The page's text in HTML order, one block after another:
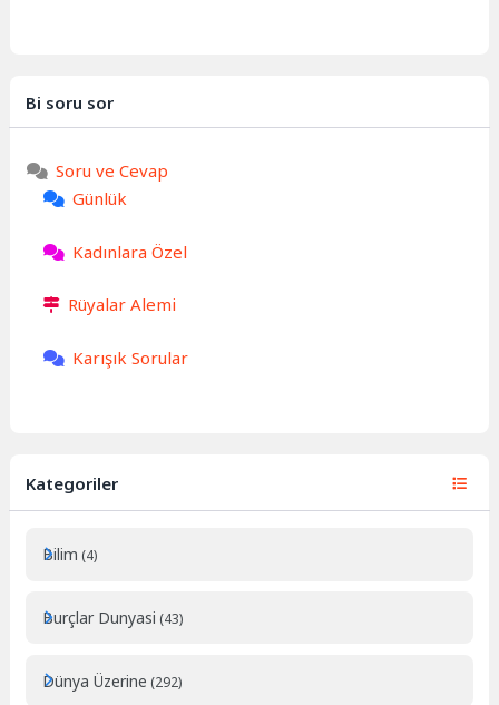
Bi soru sor
Soru ve Cevap
Günlük
Kadınlara Özel
Rüyalar Alemi
Karışık Sorular
Kategoriler
Bilim (4)
Burçlar Dunyasi (43)
Dünya Üzerine (292)